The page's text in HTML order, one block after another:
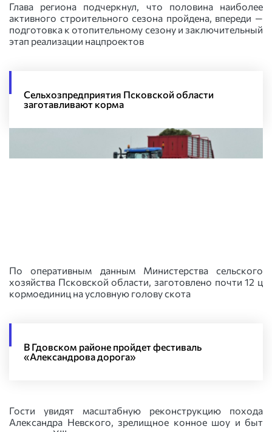
Глава региона подчеркнул, что половина наиболее
активного строительного сезона пройдена, впереди —
подготовка к отопительному сезону и заключительный
этап реализации нацпроектов
Сельхозпредприятия Псковской области
заготавливают корма
По оперативным данным Министерства сельского
хозяйства Псковской области, заготовлено почти 12 ц
кормоединиц на условную голову скота
В Гдовском районе пройдет фестиваль
«Александрова дорога»
Гости увидят масштабную реконструкцию похода
Александра Невского, зрелищное конное шоу и быт